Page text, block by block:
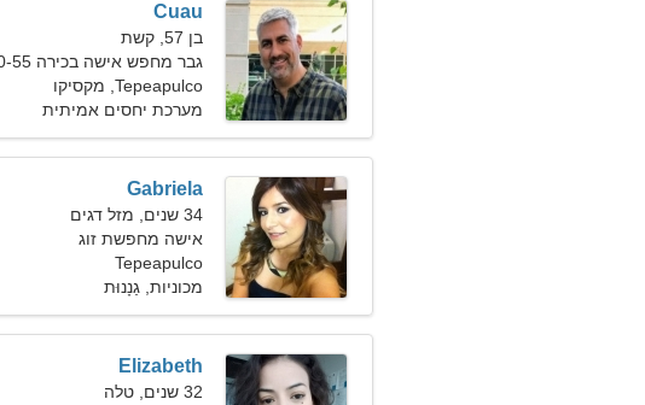
Cuau
בן 57, קשת
גבר מחפש אישה בכירה 50-55
Tepeapulco, מקסיקו
מערכת יחסים אמיתית
Gabriela
34 שנים, מזל דגים
אישה מחפשת זוג
Tepeapulco
מכוניות, גַנָנוּת
Elizabeth
32 שנים, טלה